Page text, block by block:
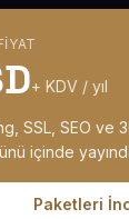
+ KDV / yıl
SSL, SEO ve
içinde
Paketleri